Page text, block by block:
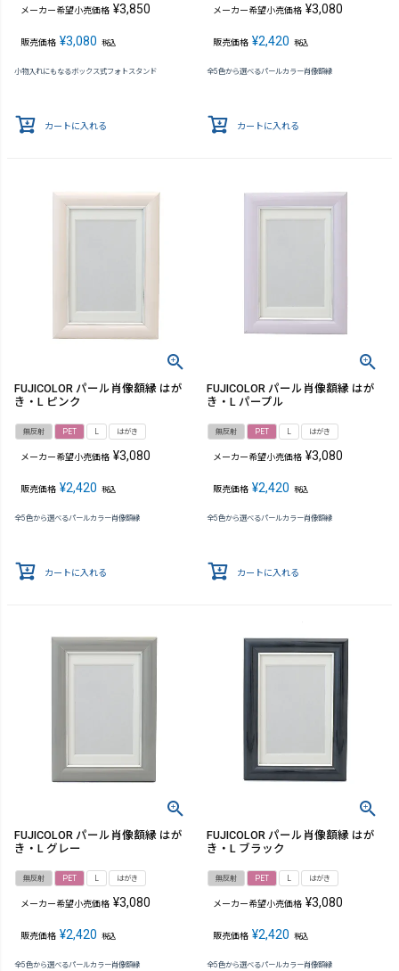
メーカー希望小売価格 ¥3,850
販売価格 ¥3,080 税込
小物入れにもなるボックス式フォトスタンド
カートに入れる
メーカー希望小売価格 ¥3,080
販売価格 ¥2,420 税込
全5色から選べるパールカラー肖像額縁
カートに入れる
FUJICOLOR パール肖像額縁 はが
き・L ピンク
無反射 PET L はがき
メーカー希望小売価格 ¥3,080
販売価格 ¥2,420 税込
全5色から選べるパールカラー肖像額縁
カートに入れる
FUJICOLOR パール肖像額縁 はが
き・L パープル
無反射 PET L はがき
メーカー希望小売価格 ¥3,080
販売価格 ¥2,420 税込
全5色から選べるパールカラー肖像額縁
カートに入れる
FUJICOLOR パール肖像額縁 はが
き・L グレー
無反射 PET L はがき
メーカー希望小売価格 ¥3,080
販売価格 ¥2,420 税込
全5色から選べるパールカラー肖像額縁
FUJICOLOR パール肖像額縁 はが
き・L ブラック
無反射 PET L はがき
メーカー希望小売価格 ¥3,080
販売価格 ¥2,420 税込
全5色から選べるパールカラー肖像額縁